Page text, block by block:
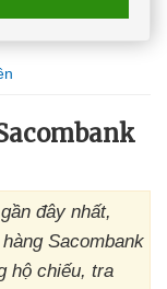
đây nhất,
Sacombank
hộ chiếu, tra